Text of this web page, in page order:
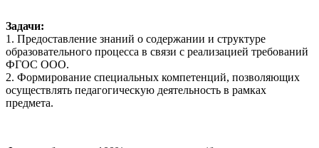
Задачи:
1. Предоставление знаний о содержании и структуре
образовательного процесса в связи с реализацией требований
ФГОС ООО.
2. Формирование специальных компетенций, позволяющих
осуществлять педагогическую деятельность в рамках
предмета.